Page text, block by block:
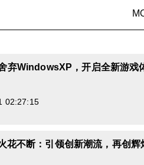
弃WindowsXP，开启全新游戏
02:27:15
花不断：引领创新潮流，再创辉